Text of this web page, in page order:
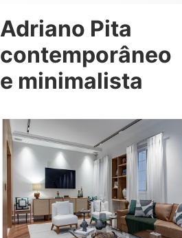
Adriano Pita
contemporâneo
e minimalista